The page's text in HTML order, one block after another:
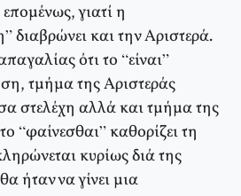
γιατί η
διαβρώνει και την Αριστερά.
ότι το “είναι”
τμήμα της Αριστεράς
στελέχη αλλά και τμήμα της
“φαίνεσθαι” καθορίζει τη
κυρίως διά της
ήταν να γίνει μια